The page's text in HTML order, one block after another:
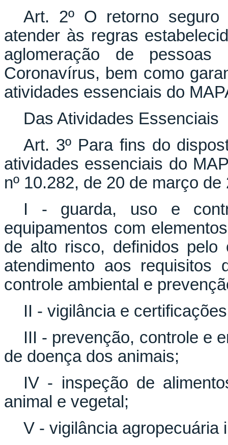
Art. 2º O retorno seguro
atender às regras
aglomeração de
Coronavírus, bem como
atividades essenciais do
Das Atividades Essenciais
Art. 3º Para fins do
atividades essenciais do
nº 10.282, de 20 de março de
I - guarda, uso e
equipamentos com
de alto risco, definidos pelo
atendimento aos requisitos
controle ambiental e
II - vigilância e
III - prevenção, controle e
de doença dos animais;
IV - inspeção de
animal e vegetal;
V - vigilância agropecuária